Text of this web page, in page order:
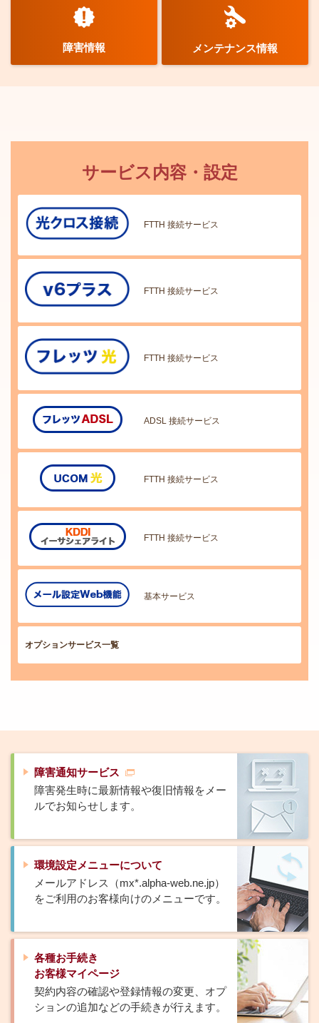
障害情報 メンテナンス情報
サービス内容・設定
FTTH 接続サービス
FTTH 接続サービス
FTTH 接続サービス
ADSL 接続サービス
FTTH 接続サービス
FTTH 接続サービス
基本サービス
オプションサービス一覧
障害通知サービス
障害発生時に最新情報や復旧情報をメー
ルでお知らせします。
環境設定メニューについて
メールアドレス（mx*.alpha-web.ne.jp）
をご利用のお客様向けのメニューです。
各種お手続き
お客様マイページ
契約内容の確認や登録情報の変更、オプ
ションの追加などの手続きが行えます。